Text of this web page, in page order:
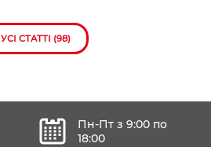
УСІ СТАТТІ (98)
Пн-Пт з 9:00 по
18:00